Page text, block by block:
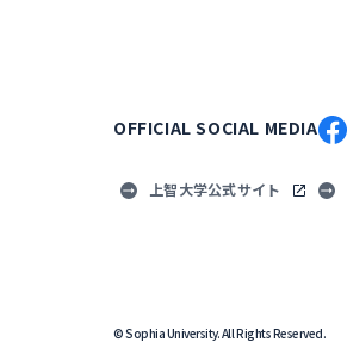
OFFICIAL SOCIAL MEDIA
上智大学公式サイト
© Sophia University. All Rights Reserved.